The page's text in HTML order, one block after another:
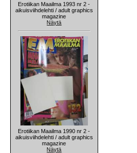
Erotiikan Maailma 1993 nr 2 -
aikuisviihdelehti / adult graphics
magazine
Näytä
Erotiikan Maailma 1990 nr 2 -
aikuisviihdelehti / adult graphics
magazine
Näytä